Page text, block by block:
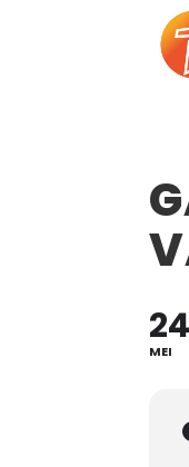
24
MEI